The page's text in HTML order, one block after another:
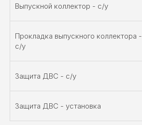
Выпускной коллектор - с/у
Прокладка выпускного коллектора -
с/у
Защита ДВС - с/у
Защита ДВС - установка